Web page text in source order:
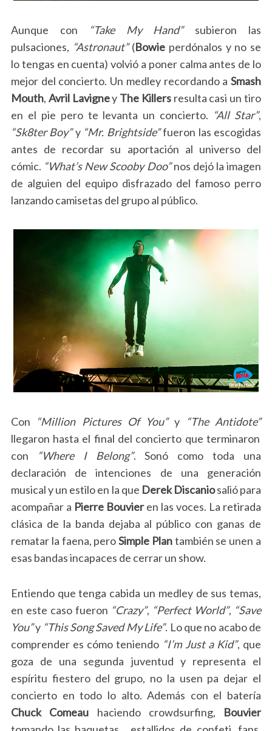
Aunque con “Take My Hand”subieron las
pulsaciones, “Astronaut”(Bowie perdónalos y no se
lo tengas en cuenta) volvió a poner calma antes de lo
mejor del concierto. Un medley recordando aSmash
Mouth, Avril Lavigney The Killersresulta casi un tiro
en el pie pero te levanta un concierto. “All Star”,
“Sk8ter Boy”y “Mr. Brightside”fueron las escogidas
antes de recordar su aportación al universo del
cómic. “What’s New Scooby Doo”nos dejó la imagen
de alguien del equipo disfrazado del famoso perro
lanzando camisetas del grupo al público.
Con “Million Pictures Of You”y
“The Antidote”
llegaron hasta el final del concierto que terminaron
con
“Where I Belong”. Sonó como toda una
declaración de intenciones de una generación
musical y un estilo en la que Derek Discaniosalió para
acompañar a Pierre Bouvieren las voces. La retirada
clásica de la banda dejaba al público con ganas de
rematar la faena, peroSimple Plantambién se unen a
esas bandas incapaces de cerrar un show.
Entiendo que tenga cabida un medley de sus temas,
en este caso fueron “Crazy”, “Perfect World”, “Save
You”y “This Song Saved My Life”. Lo que no acabo de
comprender es cómo teniendo “I’m Just a Kid”, que
goza de una segunda juventud y representa el
espíritu fiestero del grupo, no la usen pa dejar el
concierto en todo lo alto. Además con el batería
Chuck Comeau haciendo crowdsurfing, Bouvier